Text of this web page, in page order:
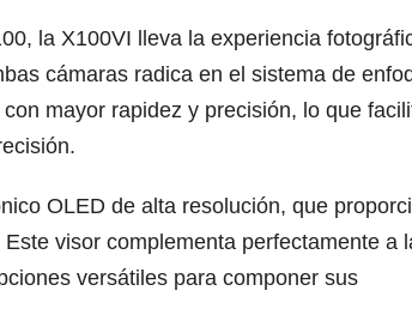
la X100VI lleva la experiencia
cámaras radica en el sistema de
mayor rapidez y precisión, lo que
OLED de alta resolución, que
visor complementa perfectamente a
versátiles para componer sus